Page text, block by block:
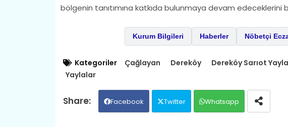
bölgenin tanıtımına katkıda bulunmaya devam edeceklerini
Kurum Bilgileri Haberler Nöbetçi
Kategoriler Çağlayan Dereköy Dereköy Sarıot
Yaylalar
Facebook Twitter Whatsapp